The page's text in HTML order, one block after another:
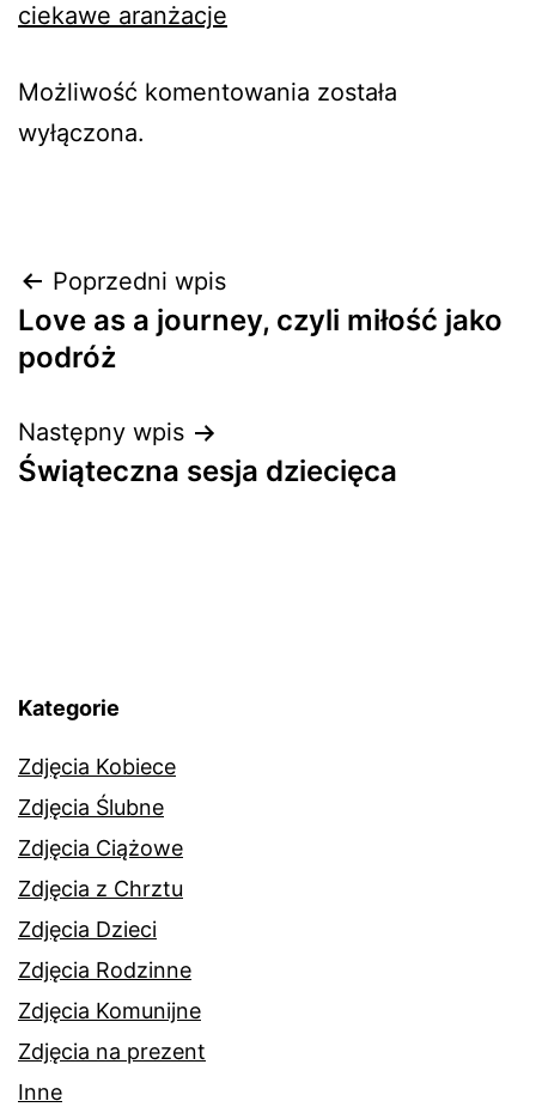
ciekawe aranżacje
Możliwość komentowania została
wyłączona.
Nawigacja
wpisu
Poprzedni wpis
Love as a journey, czyli miłość jako
podróż
Następny wpis
Świąteczna sesja dziecięca
Kategorie
Zdjęcia Kobiece
Zdjęcia Ślubne
Zdjęcia Ciążowe
Zdjęcia z Chrztu
Zdjęcia Dzieci
Zdjęcia Rodzinne
Zdjęcia Komunijne
Zdjęcia na prezent
Inne